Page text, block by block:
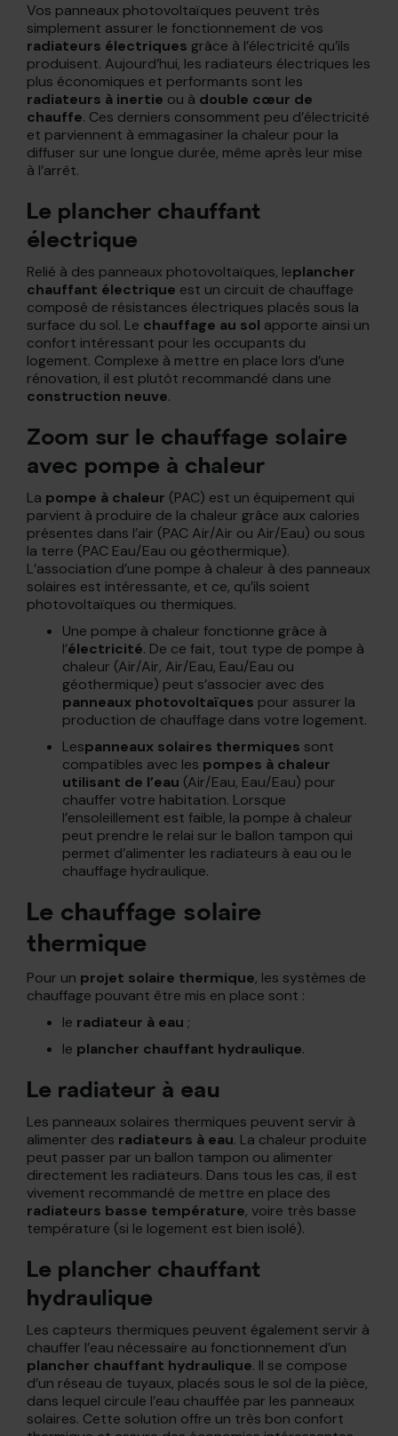
Vos panneaux photovoltaïques peuvent très
simplement assurer le fonctionnement de vos
radiateurs électriques grâce à l’électricité qu’ils
produisent. Aujourd’hui, les radiateurs électriques les
plus économiques et performants sont les
radiateurs à inertie ou à double cœur de
chauffe. Ces derniers consomment peu d’électricité
et parviennent à emmagasiner la chaleur pour la
diffuser sur une longue durée, même après leur mise
à l’arrêt.
Le plancher chauffant
électrique
Relié à des panneaux photovoltaïques, leplancher
chauffant électrique est un circuit de chauffage
composé de résistances électriques placés sous la
surface du sol. Le chauffage au sol apporte ainsi un
confort intéressant pour les occupants du
logement. Complexe à mettre en place lors d’une
rénovation, il est plutôt recommandé dans une
construction neuve.
Zoom sur le chauffage solaire
avec pompe à chaleur
La pompe à chaleur (PAC) est un équipement qui
parvient à produire de la chaleur grâce aux calories
présentes dans l’air (PAC Air/Air ou Air/Eau) ou sous
la terre (PAC Eau/Eau ou géothermique).
L’association d’une pompe à chaleur à des panneaux
solaires est intéressante, et ce, qu’ils soient
photovoltaïques ou thermiques.
Une pompe à chaleur fonctionne grâce à
l’électricité. De ce fait, tout type de pompe à
chaleur (Air/Air, Air/Eau, Eau/Eau ou
géothermique) peut s’associer avec des
panneaux photovoltaïques pour assurer la
production de chauffage dans votre logement.
Lespanneaux solaires thermiques sont
compatibles avec les pompes à chaleur
utilisant de l’eau (Air/Eau, Eau/Eau) pour
chauffer votre habitation. Lorsque
l’ensoleillement est faible, la pompe à chaleur
peut prendre le relai sur le ballon tampon qui
permet d’alimenter les radiateurs à eau ou le
chauffage hydraulique.
Le chauffage solaire
thermique
Pour un projet solaire thermique, les systèmes de
chauffage pouvant être mis en place sont :
le radiateur à eau ;
le plancher chauffant hydraulique.
Le radiateur à eau
Les panneaux solaires thermiques peuvent servir à
alimenter des radiateurs à eau. La chaleur produite
peut passer par un ballon tampon ou alimenter
directement les radiateurs. Dans tous les cas, il est
vivement recommandé de mettre en place des
radiateurs basse température, voire très basse
température (si le logement est bien isolé).
Le plancher chauffant
hydraulique
Les capteurs thermiques peuvent également servir à
chauffer l’eau nécessaire au fonctionnement d’un
plancher chauffant hydraulique. Il se compose
d’un réseau de tuyaux, placés sous le sol de la pièce,
dans lequel circule l’eau chauffée par les panneaux
solaires. Cette solution offre un très bon confort